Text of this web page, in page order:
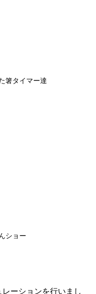
箸タイマー達
ショー
ーションを行いまし